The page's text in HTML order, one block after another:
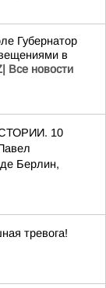
Губернатор
в
Все новости
10
Берлин,
тревога!